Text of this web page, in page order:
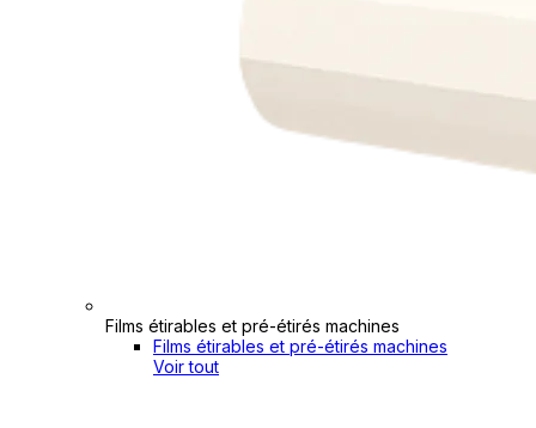
Films étirables et pré-étirés machines
Films étirables et pré-étirés machines
Voir tout